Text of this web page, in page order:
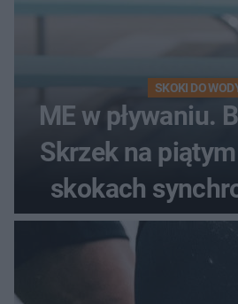
SKOKI DO
ME w pływaniu.
Skrzek na
skokach